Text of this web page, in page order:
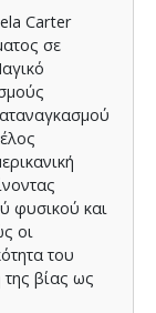
Carter
σε
φυσικού και
οι
του
της βίας ως